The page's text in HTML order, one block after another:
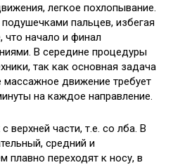
легкое похлопывание.
пальцев, избегая
что начало и финал
В середине процедуры
так как основная задача
движение требует
на каждое направление.
верхней части, т.е. со лба. В
средний и
плавно переходят к носу, в